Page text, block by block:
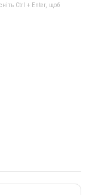
Ctrl + Enter, щоб